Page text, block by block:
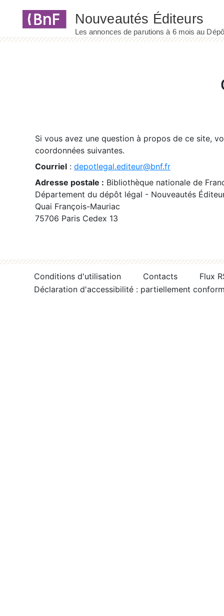
Si vous avez une question à propos de ce site,
coordonnées suivantes.
Courriel : depotlegal.editeur@bnf.fr
Adresse postale : Bibliothèque nationale de
Département du dépôt légal - Nouveautés
Quai François-Mauriac
75706 Paris Cedex 13
Conditions d'utilisation Contacts
Flux
Déclaration d'accessibilité : partiellement